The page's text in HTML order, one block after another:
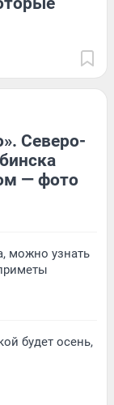
Северо-
— фото
можно узнать
будет осень,